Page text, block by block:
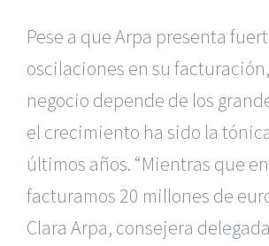
Pese a que Arpa presenta
oscilaciones en su
negocio depende de los
el crecimiento ha sido la
últimos años. “Mientras que
facturamos 20 millones de
Clara Arpa, consejera